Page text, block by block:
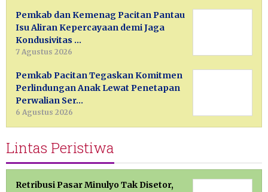
Pemkab dan Kemenag Pacitan Pantau
Isu Aliran Kepercayaan demi Jaga
Kondusivitas …
7 Agustus 2026
Pemkab Pacitan Tegaskan Komitmen
Perlindungan Anak Lewat Penetapan
Perwalian Ser…
6 Agustus 2026
Lintas Peristiwa
Retribusi Pasar Minulyo Tak Disetor,